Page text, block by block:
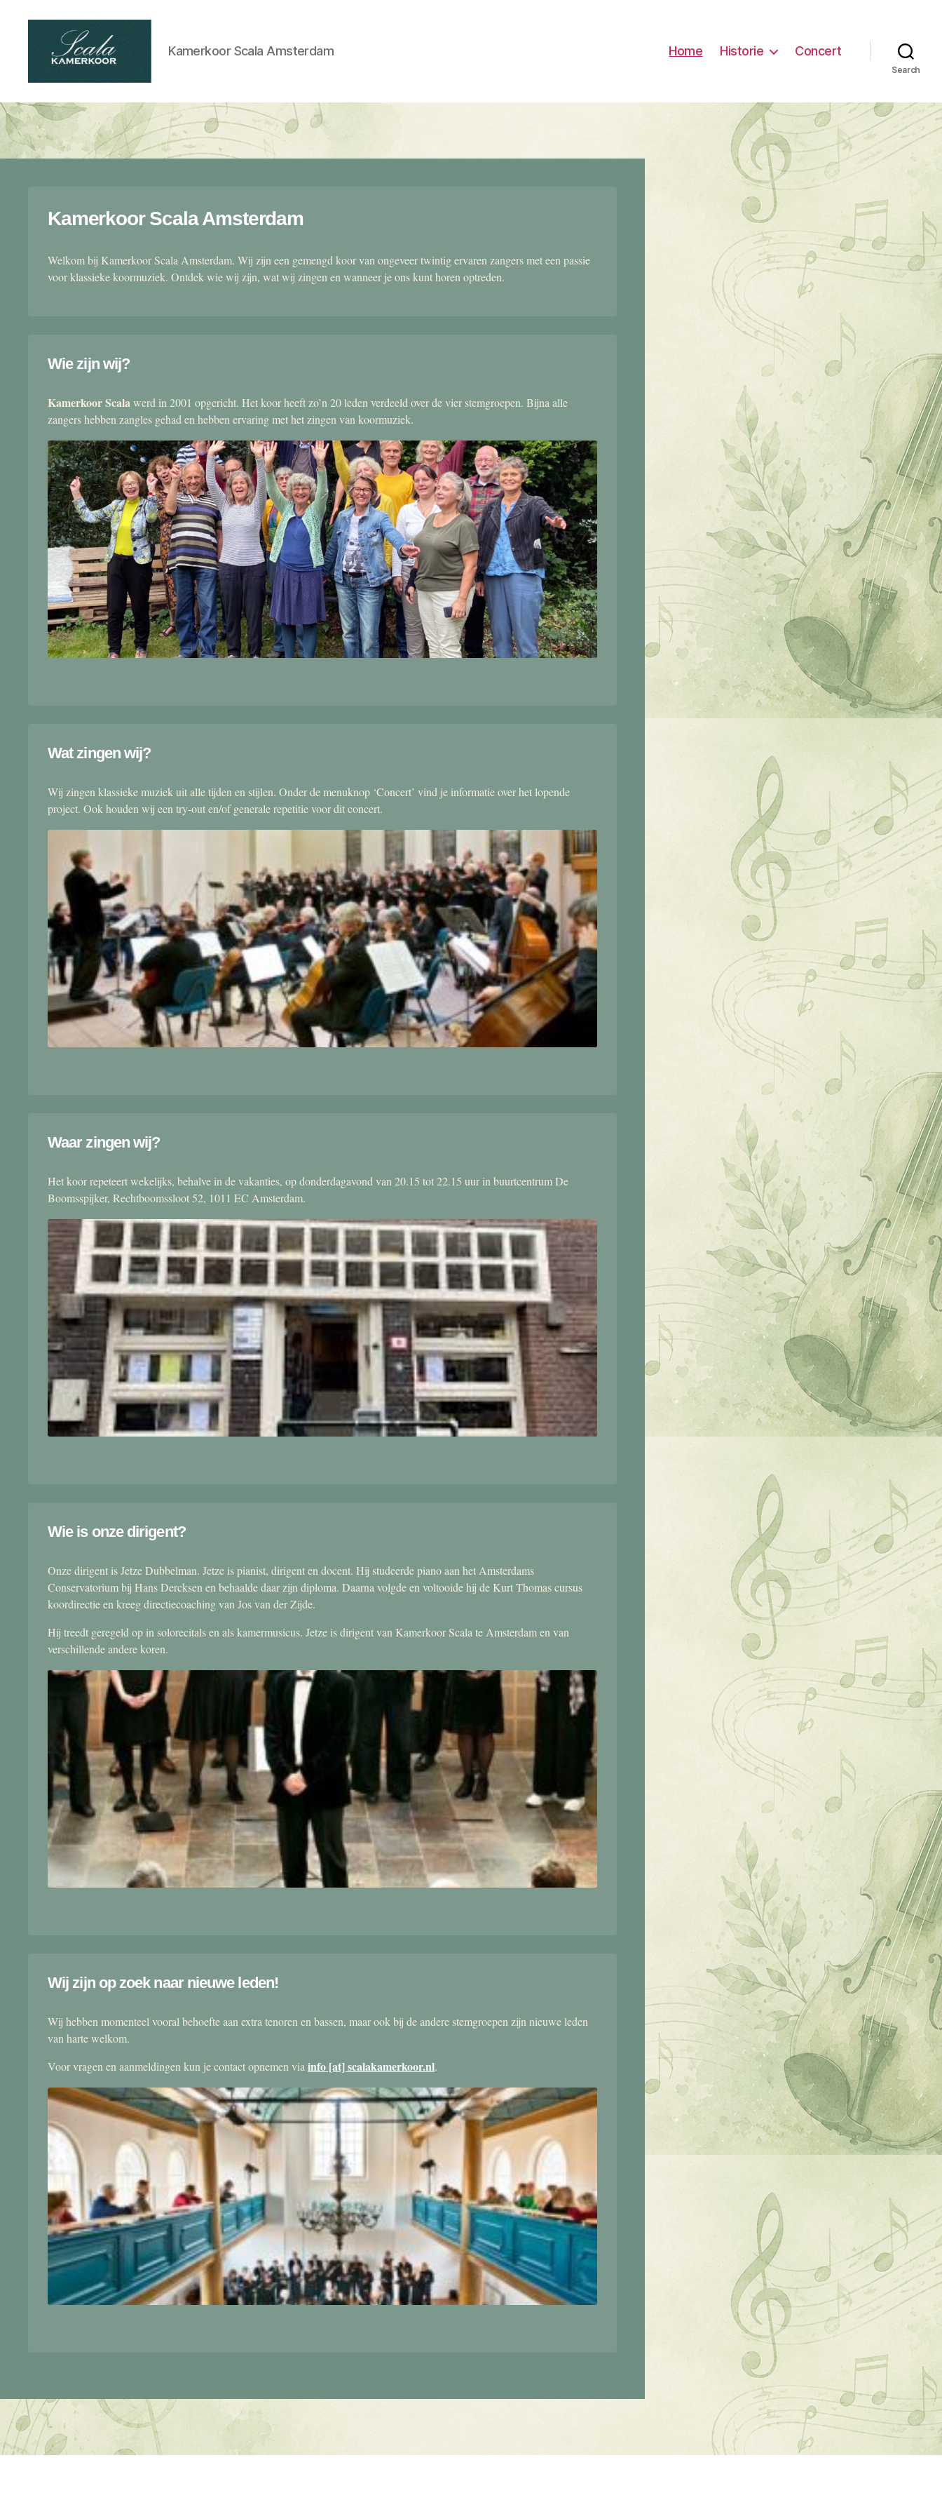
kamerkoor
Kamerkoor Scala Amsterdam Home Historie Concert
Search
Kamerkoor Scala Amsterdam
Welkom bij Kamerkoor Scala Amsterdam. Wij zijn een gemengd koor van ongeveer twintig ervaren zangers met een passie
voor klassieke koormuziek. Ontdek wie wij zijn, wat wij zingen en wanneer je ons kunt horen optreden.
Wie zijn wij?
Kamerkoor Scalawerd in 2001 opgericht. Het koor heeft zo’n 20 leden verdeeld over de vier stemgroepen. Bijna alle
zangers hebben zangles gehad en hebben ervaring met het zingen van koormuziek.
Wat zingen wij?
Wij zingen klassieke muziek uit alle tijden en stijlen. Onder de menuknop ‘Concert’ vind je informatie over het lopende
project. Ook houden wij een try-out en/of generale repetitie voor dit concert.
Waar zingen wij?
Het koor repeteert wekelijks, behalve in de vakanties, op donderdagavond van 20.15 tot 22.15 uur in buurtcentrum De
Boomsspijker, Rechtboomssloot 52, 1011 EC Amsterdam.
Wie is onze dirigent?
Onze dirigent is Jetze Dubbelman. Jetze is pianist, dirigent en docent. Hij studeerde piano aan het Amsterdams
Conservatorium bij Hans Dercksen en behaalde daar zijn diploma. Daarna volgde en voltooide hij de Kurt Thomas cursus
koordirectie en kreeg directiecoaching van Jos van der Zijde.
Hij treedt geregeld op in solorecitals en als kamermusicus. Jetze is dirigent van Kamerkoor Scala te Amsterdam en van
verschillende andere koren.
Wij zijn op zoek naar nieuwe leden!
Wij hebben momenteel vooral behoefte aan extra tenoren en bassen, maar ook bij de andere stemgroepen zijn nieuwe leden
van harte welkom.
Voor vragen en aanmeldingen kun je contact opnemen via info [at] scalakamerkoor.nl.